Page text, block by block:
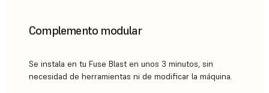
Complemento modular
Se instala en tu Fuse Blast en unos 3 minutos, sin
necesidad de herramientas ni de modificar la máquina.